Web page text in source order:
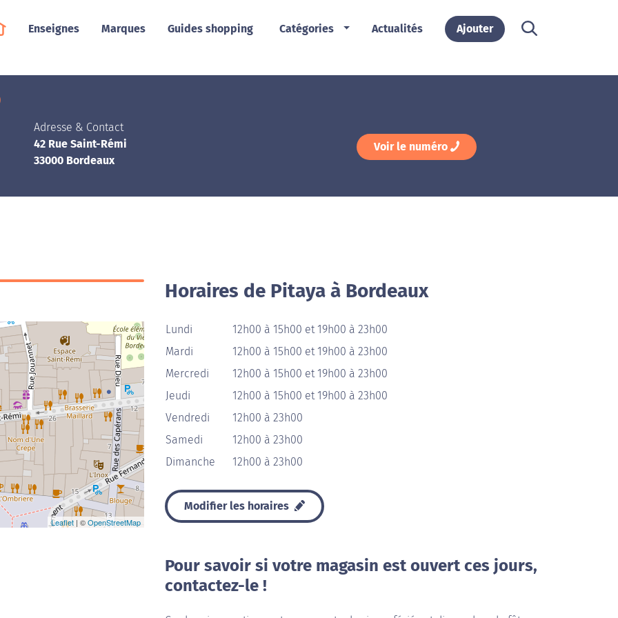
Enseignes Marques Guides shopping Catégories Actualités Ajouter
Adresse & Contact
42 Rue Saint-Rémi
33000 Bordeaux
Voir le numéro
Leaflet | ©OpenStreetMap
Horaires de Pitaya à Bordeaux
Lundi
12h00 à 15h00 et 19h00 à 23h00
Mardi
12h00 à 15h00 et 19h00 à 23h00
Mercredi
12h00 à 15h00 et 19h00 à 23h00
Jeudi
12h00 à 15h00 et 19h00 à 23h00
Vendredi
12h00 à 23h00
Samedi
12h00 à 23h00
Dimanche
12h00 à 23h00
Modifier les horaires
Pour savoir si votre magasin est ouvert ces jours,
contactez-le !